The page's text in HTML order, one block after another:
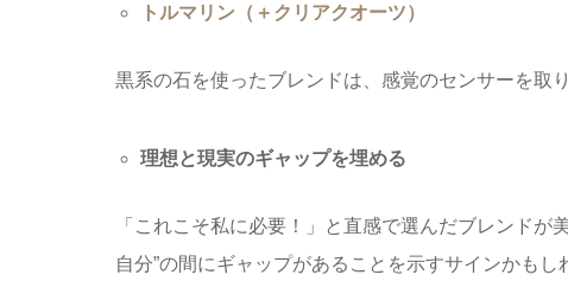
トルマリン（＋クリアクオーツ）
黒系の石を使ったブレンドは、感覚のセンサーを取
理想と現実のギャップを埋める
「これこそ私に必要！」と直感で選んだブレンドが
自分”の間にギャップがあることを示すサインかもし